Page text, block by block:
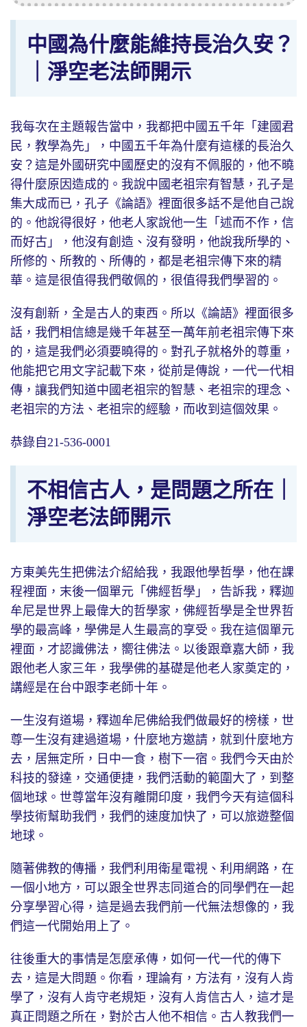
中國為什麼能維持長治久安？
｜淨空老法師開示
我每次在主題報告當中，我都把中國五千年「建國君
民，教學為先」，中國五千年為什麼有這樣的長治久
安？這是外國研究中國歷史的沒有不佩服的，他不曉
得什麼原因造成的。我說中國老祖宗有智慧，孔子是
集大成而已，孔子《論語》裡面很多話不是他自己說
的。他說得很好，他老人家說他一生「述而不作，信
而好古」，他沒有創造、沒有發明，他說我所學的、
所修的、所教的、所傳的，都是老祖宗傳下來的精
華。這是很值得我們敬佩的，很值得我們學習的。
沒有創新，全是古人的東西。所以《論語》裡面很多
話，我們相信總是幾千年甚至一萬年前老祖宗傳下來
的，這是我們必須要曉得的。對孔子就格外的尊重，
他能把它用文字記載下來，從前是傳說，一代一代相
傳，讓我們知道中國老祖宗的智慧、老祖宗的理念、
老祖宗的方法、老祖宗的經驗，而收到這個效果。
恭錄自21-536-0001
不相信古人，是問題之所在｜
淨空老法師開示
方東美先生把佛法介紹給我，我跟他學哲學，他在課
程裡面，末後一個單元「佛經哲學」，告訴我，釋迦
牟尼是世界上最偉大的哲學家，佛經哲學是全世界哲
學的最高峰，學佛是人生最高的享受。我在這個單元
裡面，才認識佛法，嚮往佛法。以後跟章嘉大師，我
跟他老人家三年，我學佛的基礎是他老人家奠定的，
講經是在台中跟李老師十年。
一生沒有道場，釋迦牟尼佛給我們做最好的榜樣，世
尊一生沒有建過道場，什麼地方邀請，就到什麼地方
去，居無定所，日中一食，樹下一宿。我們今天由於
科技的發達，交通便捷，我們活動的範圍大了，到整
個地球。世尊當年沒有離開印度，我們今天有這個科
學技術幫助我們，我們的速度加快了，可以旅遊整個
地球。
隨著佛教的傳播，我們利用衛星電視、利用網路，在
一個小地方，可以跟全世界志同道合的同學們在一起
分享學習心得，這是過去我們前一代無法想像的，我
們這一代開始用上了。
往後重大的事情是怎麼承傳，如何一代一代的傳下
去，這是大問題。你看，理論有，方法有，沒有人肯
學了，沒有人肯守老規矩，沒有人肯信古人，這才是
真正問題之所在，對於古人他不相信。古人教我們一